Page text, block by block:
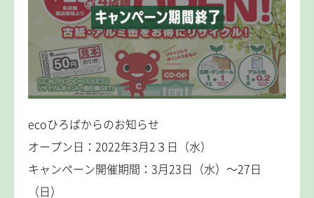
ecoひろばからのお知らせ
オープン日：2022年3月2３日（水）
キャンペーン開催期間：3月23日（水）～27日
（日）